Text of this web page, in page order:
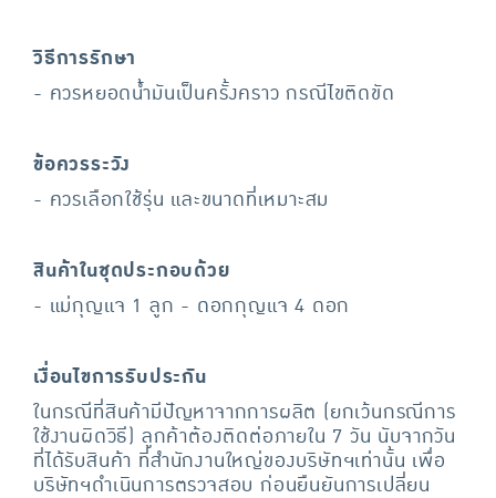
วิธีการรักษา
- ควรหยอดน้ำมันเป็นครั้งคราว กรณีไขติดขัด
ข้อควรระวัง
- ควรเลือกใช้รุ่น และขนาดที่เหมาะสม
สินค้าในชุดประกอบด้วย
- แม่กุญแจ 1 ลูก - ดอกกุญแจ 4 ดอก
เงื่อนไขการรับประกัน
ในกรณีที่สินค้ามีปัญหาจากการผลิต (ยกเว้นกรณีการ
ใช้งานผิดวิธี) ลูกค้าต้องติดต่อภายใน 7 วัน นับจากวัน
ที่ได้รับสินค้า ที่สำนักงานใหญ่ของบริษัทฯเท่านั้น เพื่อ
บริษัทฯดำเนินการตรวจสอบ ก่อนยืนยันการเปลี่ยน